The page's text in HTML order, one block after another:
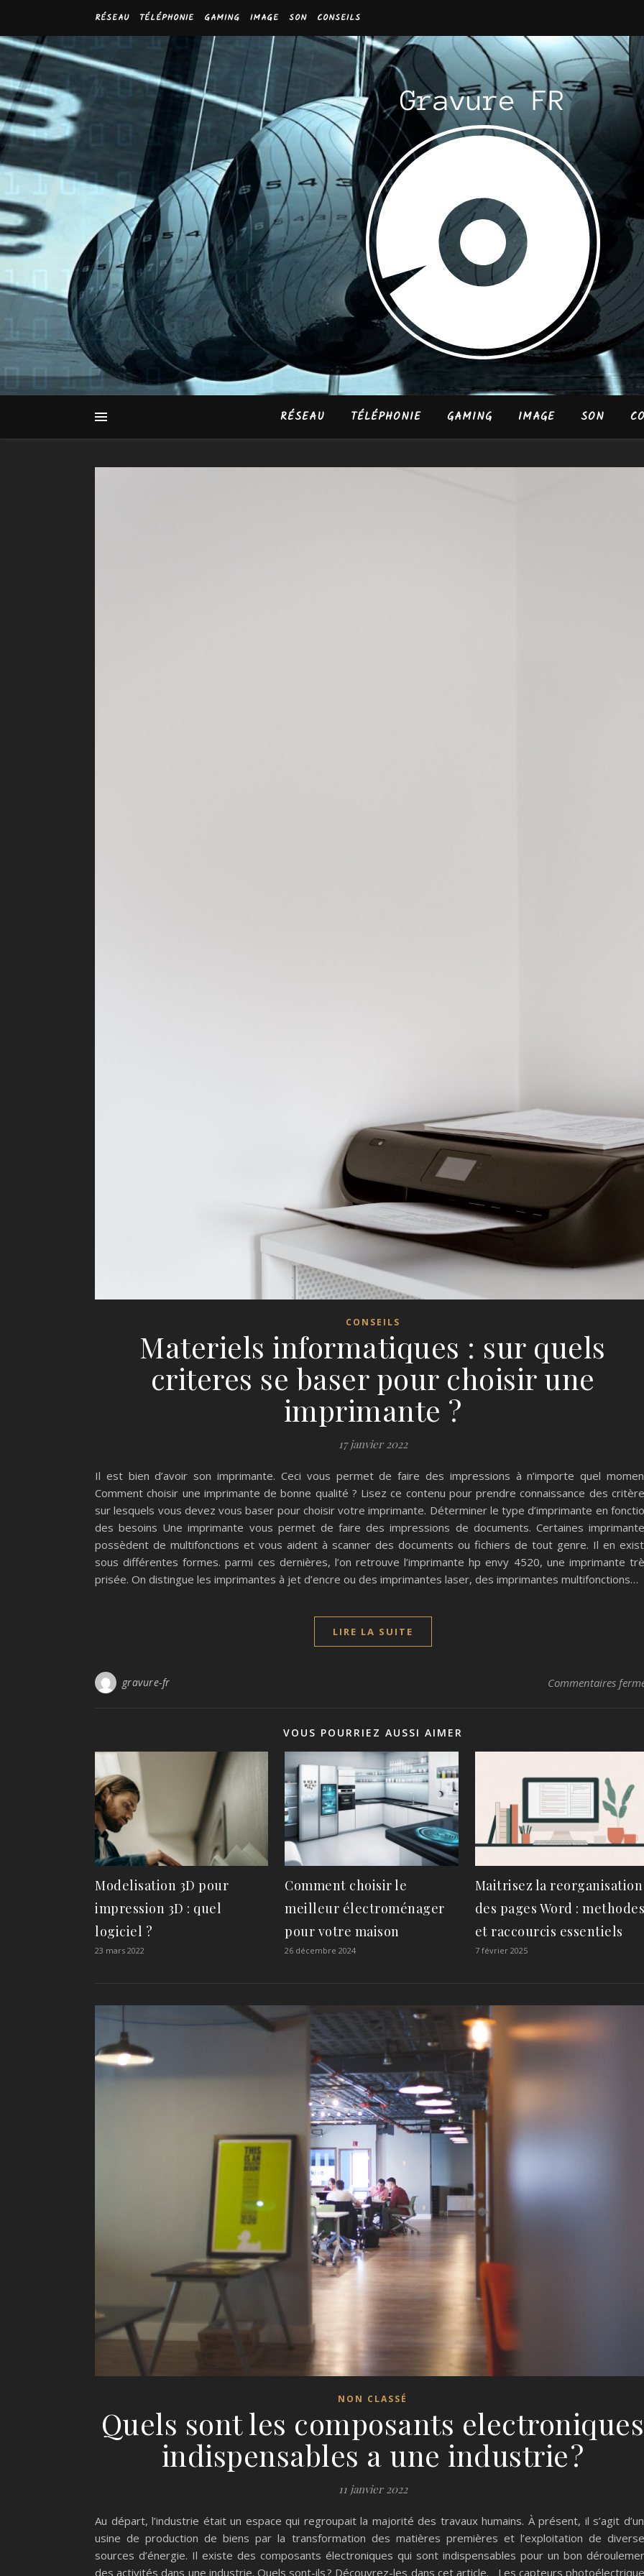
RÉSEAU TÉLÉPHONIE GAMING IMAGE SON CONSEILS
RÉSEAU TÉLÉPHONIE GAMING IMAGE SON
CONSEILS
Materiels informatiques : sur quels
criteres se baser pour choisir une
imprimante ?
17 janvier 2022
Il est bien d’avoir son imprimante. Ceci vous permet de faire des impressions à n’importe quel
Comment choisir une imprimante de bonne qualité ? Lisez ce contenu pour prendre connaissance des
sur lesquels vous devez vous baser pour choisir votre imprimante. Déterminer le type d’imprimante en
des besoins Une imprimante vous permet de faire des impressions de documents. Certaines
possèdent de multifonctions et vous aident à scanner des documents ou fichiers de tout genre. Il en
sous différentes formes. parmi ces dernières, l’on retrouve l’imprimante hp envy 4520, une imprimante
prisée. On distingue les imprimantes à jet d’encre ou des imprimantes laser, des imprimantes multifonctions…
LIRE LA SUITE
gravure-fr Commentaires
VOUS POURRIEZ AUSSI AIMER
Modelisation 3D pour
impression 3D : quel
logiciel ?
23 mars 2022
Comment choisir le
meilleur électroménager
pour votre maison
26 décembre 2024
Maitrisez la reorganisation
des pages Word : methodes
et raccourcis essentiels
7 février 2025
NON CLASSÉ
Quels sont les composants electroniques
indispensables a une industrie ?
11 janvier 2022
Au départ, l’industrie était un espace qui regroupait la majorité des travaux humains. À présent, il s’agit
usine de production de biens par la transformation des matières premières et l’exploitation de
sources d’énergie. Il existe des composants électroniques qui sont indispensables pour un bon
des activités dans une industrie. Quels sont-ils ? Découvrez-les dans cet article. Les capteurs